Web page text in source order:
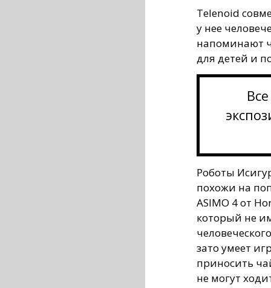
Telenoid
у нее
напоминают
для детей и
Роботы
похожи на
ASIMO 4 от
который не
зато умеет
приносить
не могут